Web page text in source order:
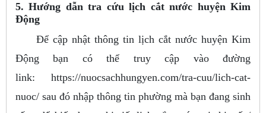
5. Hướng dẫn tra cứu lịch cắt nước huyện Kim
Động
Để cập nhật thông tin lịch cắt nước huyện Kim
Động bạn có thể truy cập vào đường
link: https://nuocsachhungyen.com/tra-cuu/lich-cat-
nuoc/ sau đó nhập thông tin phường mà bạn đang sinh